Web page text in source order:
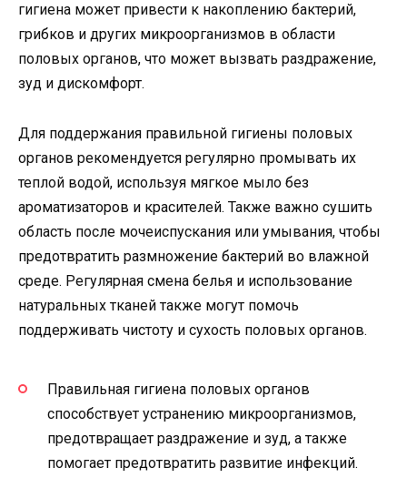
гигиена может привести к накоплению бактерий,
грибков и других микроорганизмов в области
половых органов, что может вызвать раздражение,
зуд и дискомфорт.
Для поддержания правильной гигиены половых
органов рекомендуется регулярно промывать их
теплой водой, используя мягкое мыло без
ароматизаторов и красителей. Также важно сушить
область после мочеиспускания или умывания, чтобы
предотвратить размножение бактерий во влажной
среде. Регулярная смена белья и использование
натуральных тканей также могут помочь
поддерживать чистоту и сухость половых органов.
Правильная гигиена половых органов
способствует устранению микроорганизмов,
предотвращает раздражение и зуд, а также
помогает предотвратить развитие инфекций.